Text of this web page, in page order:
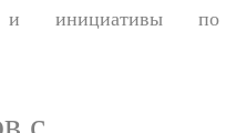
и инициативы по